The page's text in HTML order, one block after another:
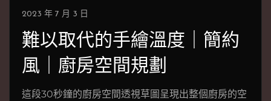
2023 年 7 月 3 日
難以取代的手繪溫度｜簡約
風｜廚房空間規劃
這段30秒鐘的廚房空間透視草圖呈現出整個廚房的空